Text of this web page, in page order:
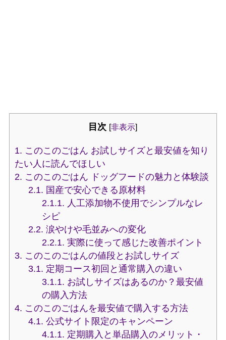
目次 [非表示]
1. このこのごはん お試しサイズと最安値を知り
たい人に読んでほしい
2. このこのごはん ドッグフードの魅力と体験談
2.1. 国産で安心できる原材料
2.1.1. 人工添加物不使用でシンプルなレ
シピ
2.2. 涙やけや毛並みへの変化
2.2.1. 実際に使って感じた改善ポイント
3. このこのごはんの値段とお試しサイズ
3.1. 定期コース初回と通常購入の違い
3.1.1. お試しサイズはあるのか？最安値
の購入方法
4. このこのごはんを最安値で購入する方法
4.1. 公式サイト限定のキャンペーン
4.1.1. 定期購入と単品購入のメリット・